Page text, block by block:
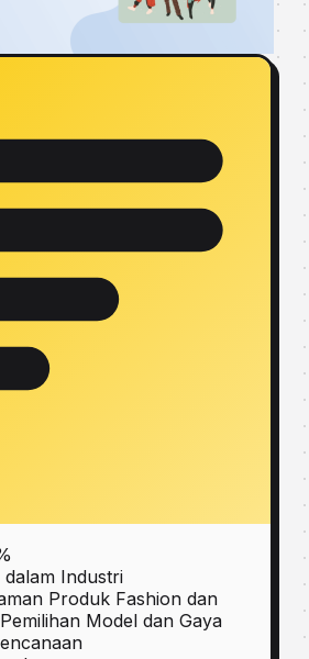
Industri
Produk Fashion dan
Pemilihan Model dan Gaya